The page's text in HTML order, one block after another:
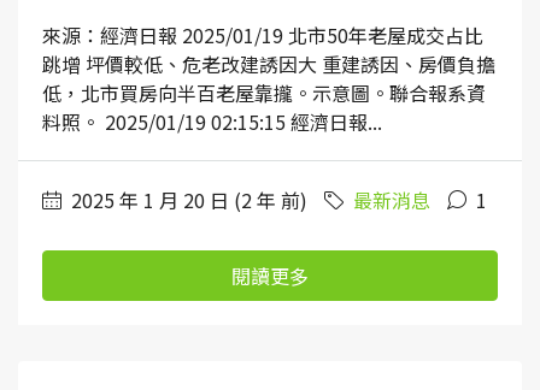
來源：經濟日報 2025/01/19 北市50年老屋成交占比
跳增 坪價較低、危老改建誘因大 重建誘因、房價負擔
低，北市買房向半百老屋靠攏。示意圖。聯合報系資
料照。 2025/01/19 02:15:15 經濟日報...
2025 年 1 月 20 日 (2 年 前) 最新消息 1
閱讀更多